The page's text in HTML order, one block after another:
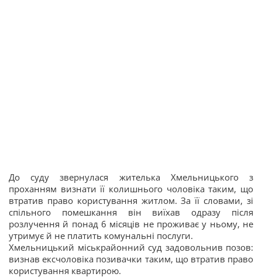
До суду звернулася жителька Хмельницького з
проханням визнати її колишнього чоловіка таким, що
втратив право користування житлом. За її словами, зі
спільного помешкання він виїхав одразу після
розлучення й понад 6 місяців не проживає у ньому, не
утримує й не платить комунальні послуги.
Хмельницький міськрайонний суд задовольнив позов:
визнав ексчоловіка позивачки таким, що втратив право
користування квартирою.